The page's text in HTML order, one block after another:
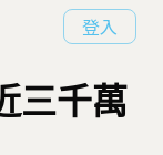
登入
三千萬